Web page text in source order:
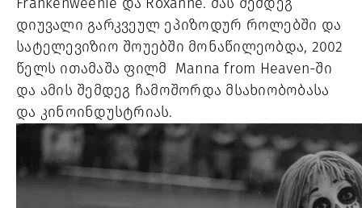
დიუვალი გარკვეულ ეპიზოდურ როლებში და
სატელევიზიო შოუებში მონაწილეობდა, 2002
წელს ითამაშა ფილმ Manna from Heaven-ში
და ამის შემდეგ ჩამოშორდა მსახიობობასა
და კინოინდუსტრიას.